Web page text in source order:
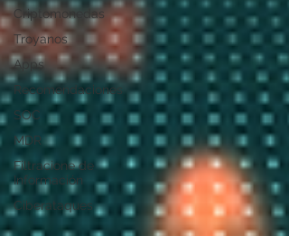
Criptomonedas
Troyanos
Apps
Recomendaciones
SOC
MDR
Filtracione de
Información
Ciberataques